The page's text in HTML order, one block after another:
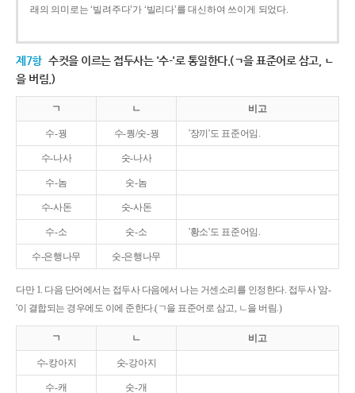
래의 의미로는 ‘빌려주다’가 ‘빌리다’를 대신하여 쓰이게 되었다.
제7항 수컷을 이르는 접두사는 '수-'로 통일한다.(ㄱ을 표준어로 삼고, ㄴ
을 버림.)
ㄱ ㄴ 비고
수-꿩 수-퀑/숫-꿩 '장끼'도 표준어임.
수-나사 숫-나사
수-놈 숫-놈
수-사돈 숫-사돈
수-소 숫-소 '황소'도 표준어임.
수-은행나무 숫-은행나무
다만 1. 다음 단어에서는 접두사 다음에서 나는 거센소리를 인정한다. 접두사 '암-
'이 결합되는 경우에도 이에 준한다.(ㄱ을 표준어로 삼고, ㄴ을 버림.)
ㄱ ㄴ 비고
수-캉아지 숫-강아지
수-캐 숫-개